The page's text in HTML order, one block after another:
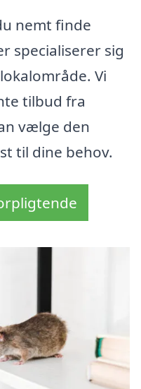
nemt finde
specialiserer sig
Vi
tilbud fra
vælge den
til dine behov.